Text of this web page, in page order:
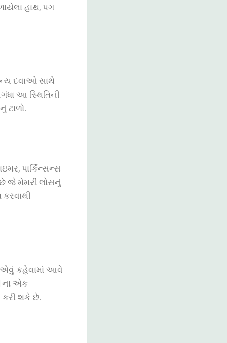
હાથ, પગ
દવાઓ સાથે
આ સ્થિતિની
ટાળો.
પાર્કિન્સન્સ
છે જે મેમરી લોસનું
એવું કહેવામાં આવે
એક
કરી શકે છે.